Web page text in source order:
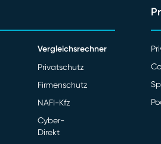
Vergleichsrechner
Privatschutz
Firmenschutz
NAFI-Kfz
Cyber-
Direkt